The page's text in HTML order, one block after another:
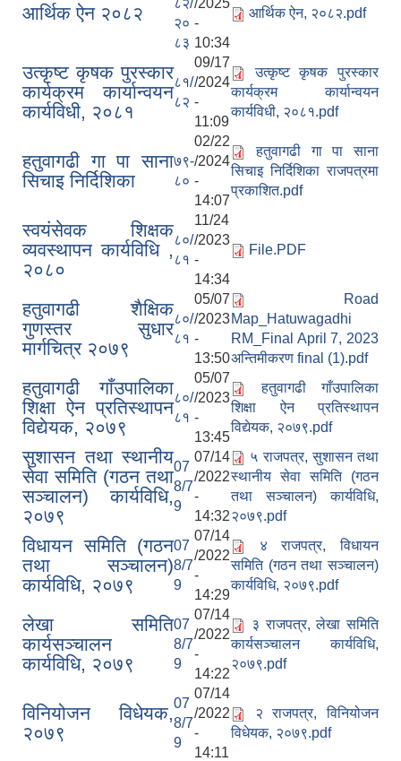
आर्थिक ऐन २०८२
२०
८३
-
10:34
आर्थिक ऐन, २०८२.pdf
उत्कृष्ट कृषक पुरस्कार
कार्यक्रम कार्यान्वयन
कार्यविधी, २०८१
८१/
८२
09/17
/2024
-
11:09
उत्कृष्ट कृषक पुरस्कार
कार्यक्रम कार्यान्वयन
कार्यविधी, २०८१.pdf
हतुवागढी गा पा साना
सिचाइ निर्दिशिका
७९-
८०
02/22
/2024
-
14:07
हतुवागढी गा पा साना
सिचाइ निर्दिशिका राजपत्रमा
प्रकाशित.pdf
स्वयंसेवक शिक्षक
व्यवस्थापन कार्यविधि ,
२०८०
८०/
८१
11/24
/2023
-
14:34
File.PDF
हतुवागढी शैक्षिक
गुणस्तर सुधार
मार्गचित्र २०७९
८०/
८१
05/07
/2023
-
13:50
Road
Map_Hatuwagadhi
RM_Final April 7, 2023
अन्तिमीकरण final (1).pdf
हतुवागढी गाँउपालिका
शिक्षा ऐन प्रतिस्थापन
विद्येयक, २०७९
८०/
८१
05/07
/2023
-
13:45
हतुवागढी गाँउपालिका
शिक्षा ऐन प्रतिस्थापन
विद्येयक, २०७९.pdf
सुशासन तथा स्थानीय
सेवा समिति (गठन तथा
सञ्चालन) कार्यविधि,
२०७९
07
8/7
9
07/14
/2022
-
14:32
५ राजपत्र, सुशासन तथा
स्थानीय सेवा समिति (गठन
तथा सञ्चालन) कार्यविधि,
२०७९.pdf
विधायन समिति (गठन
तथा सञ्चालन)
कार्यविधि, २०७९
07
8/7
9
07/14
/2022
-
14:29
४ राजपत्र, विधायन
समिति (गठन तथा सञ्चालन)
कार्यविधि, २०७९.pdf
लेखा समिति
कार्यसञ्चालन
कार्यविधि, २०७९
07
8/7
9
07/14
/2022
-
14:22
३ राजपत्र, लेखा समिति
कार्यसञ्चालन कार्यविधि,
२०७९.pdf
विनियोजन विधेयक,
२०७९
07
8/7
9
07/14
/2022
-
14:11
२ राजपत्र, विनियोजन
विधेयक, २०७९.pdf